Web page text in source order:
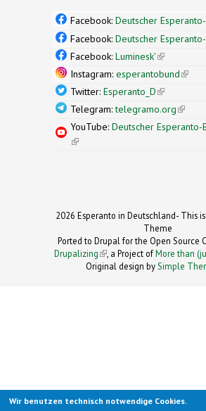
Facebook: Deutscher
Facebook: Deutscher
Facebook: Luminesk'(link is
Instagram: esperantobund(link
Twitter: Esperanto_D(link is
Telegram:telegramo.org(link is
YouTube: Deutscher Esperanto-
(link is external)
2026 Esperanto in Deutschland- This
Theme
Ported to Drupal for the Open Source
Drupalizing(link is external)
, a Project ofMore than
Original design by Simple
Wir benutzen technisch notwendige Cookies.